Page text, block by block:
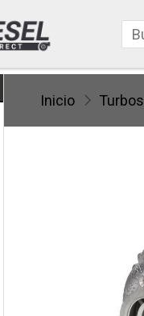
Inicio Turbos